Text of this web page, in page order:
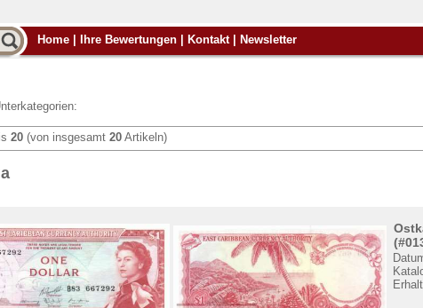
Alle Lieferungen, auch ins Ausland, werden
von uns voll versichert. Sie habenkein Risiko
Absolute Zuverlässigkeit:
Banknoten
Siehier.
Home Ihre Bewertungen Kontakt Newsletter
20 (von insgesamt 20 Artikeln)